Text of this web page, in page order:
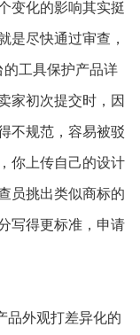
变化的影响其实挺
是尽快通过审查，
的工具保护产品详
家初次提交时，因
不规范，容易被驳
你上传自己的设计
员挑出类似商标的
写得更标准，申请
品外观打差异化的